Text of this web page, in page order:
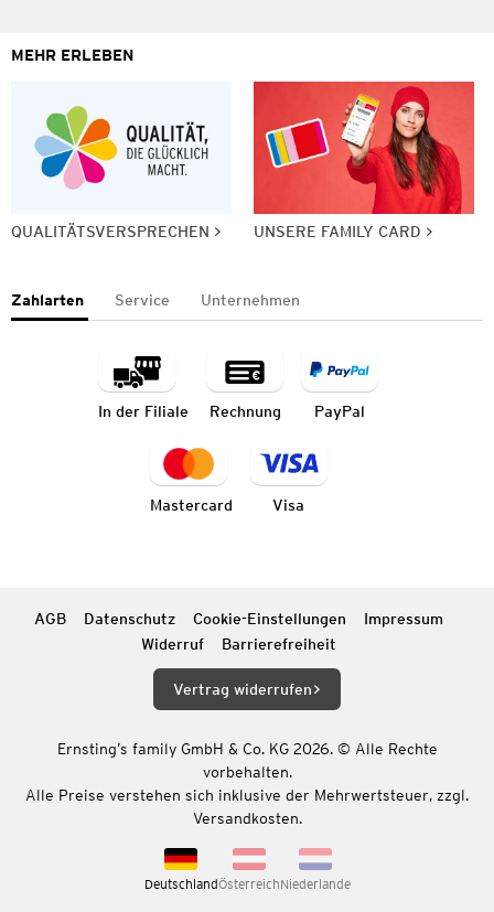
MEHR ERLEBEN
QUALITÄTSVERSPRECHEN UNSERE FAMILY CARD
Zahlarten Service Unternehmen
In der Filiale Rechnung PayPal
Mastercard Visa
AGB Datenschutz Cookie-Einstellungen
Impressum
Widerruf
Barrierefreiheit
Vertrag widerrufen
Ernsting’s family GmbH & Co. KG 2026. © Alle Rechte
vorbehalten.
Alle Preise verstehen sich inklusive der Mehrwertsteuer, zzgl.
Versandkosten.
DeutschlandÖsterreichNiederlande